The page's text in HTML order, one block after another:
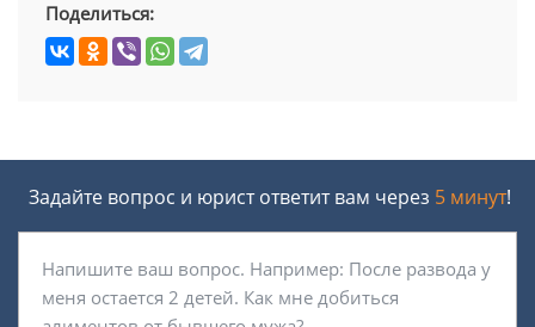
Поделиться:
Задайте вопрос и юрист ответит вам через 5 минут!